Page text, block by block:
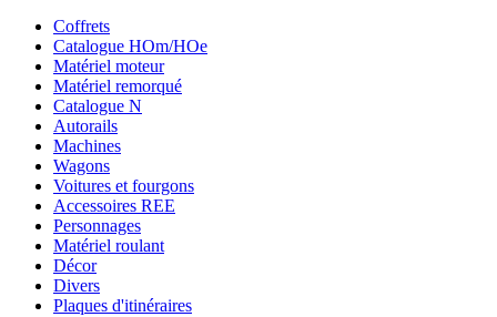
Coffrets
Catalogue HOm/HOe
Matériel moteur
Matériel remorqué
Catalogue N
Autorails
Machines
Wagons
Voitures et fourgons
Accessoires REE
Personnages
Matériel roulant
Décor
Divers
Plaques d'itinéraires